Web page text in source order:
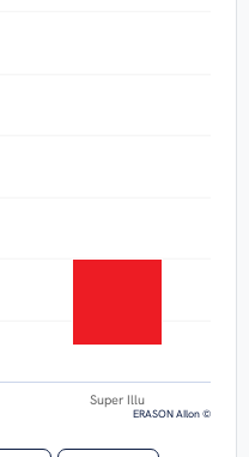
Super Illu
ERASON AIlon ©